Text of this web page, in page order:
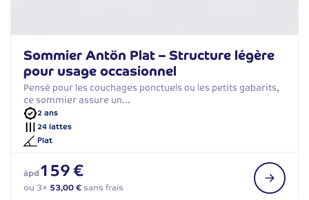
Sommier Antön Plat – Structure légère
pour usage occasionnel
Pensé pour les couchages ponctuels ou les petits gabarits,
ce sommier assure un…
2 ans
24 lattes
Plat
àpd159 €
ou 3× 53,00 €sans frais